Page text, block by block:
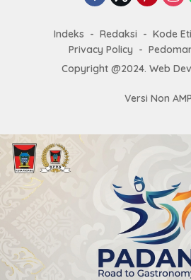
Indeks Redaksi Kode
Privacy Policy
Copyright @2024. Web
Versi Non AMP